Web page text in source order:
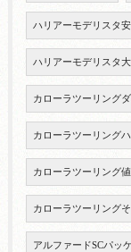
ハリアーモデリスタ
ハリアーモデリスタ
カローラツーリング
カローラツーリング
カローラツーリング
カローラツーリングそ
アルファードSCパッ